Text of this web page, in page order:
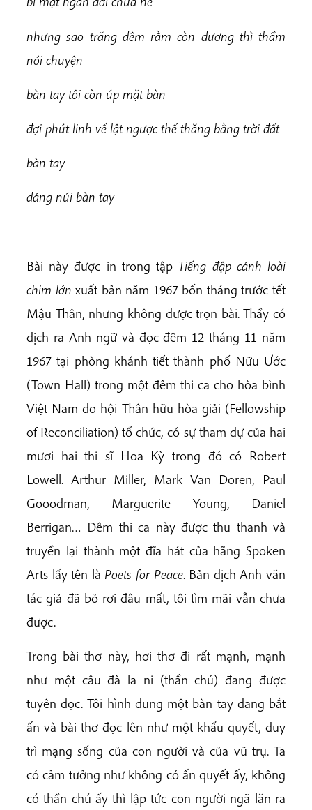
nhưng sao trăng đêm rằm còn đương thì thầm
nói chuyện
bàn tay tôi còn úp mặt bàn
đợi phút linh về lật ngược thế thăng bằng trời đất
bàn tay
dáng núi bàn tay
Bài này được in trong tập Tiếng đập cánh loài
chim lớnxuất bản năm 1967 bốn tháng trước tết
Mậu Thân, nhưng không được trọn bài. Thầy có
dịch ra Anh ngữ và đọc đêm 12 tháng 11 năm
1967 tại phòng khánh tiết thành phố Nữu Ước
(Town Hall) trong một đêm thi ca cho hòa bình
Việt Nam do hội Thân hữu hòa giải (Fellowship
of Reconciliation) tổ chức, có sự tham dự của hai
mươi hai thi sĩ Hoa Kỳ trong đó có Robert
Lowell. Arthur Miller, Mark Van Doren, Paul
Gooodman, Marguerite Young, Daniel
Berrigan… Đêm thi ca này được thu thanh và
truyền lại thành một đĩa hát của hãng Spoken
Arts lấy tên là Poets for Peace. Bản dịch Anh văn
tác giả đã bỏ rơi đâu mất, tôi tìm mãi vẫn chưa
được.
Trong bài thơ này, hơi thơ đi rất mạnh, mạnh
như một câu đà la ni (thần chú) đang được
tuyên đọc. Tôi hình dung một bàn tay đang bắt
ấn và bài thơ đọc lên như một khẩu quyết, duy
trì mạng sống của con người và của vũ trụ. Ta
có cảm tưởng như không có ấn quyết ấy, không
có thần chú ấy thì lập tức con người ngã lăn ra